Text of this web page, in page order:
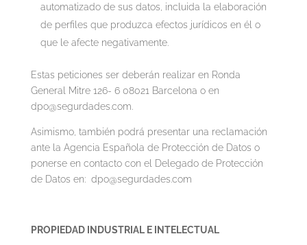
automatizado de sus datos, incluida la elaboración
de perfiles que produzca efectos jurídicos en él o
que le afecte negativamente.
Estas peticiones ser deberán realizar en Ronda
General Mitre 126- 6 08021 Barcelona o en
dpo@segurdades.com.
Asimismo, también podrá presentar una reclamación
ante la Agencia Española de Protección de Datos o
ponerse en contacto con el Delegado de Protección
de Datos en: dpo@segurdades.com
PROPIEDAD INDUSTRIAL E INTELECTUAL